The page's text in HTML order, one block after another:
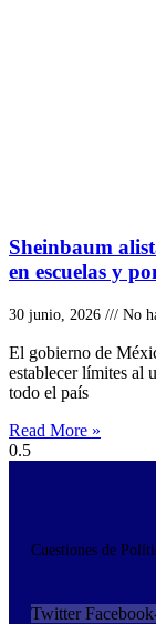
Sheinbaum
en escuelas y
30 junio, 2026 No
El gobierno de
establecer límites al
todo el país
Read More »
Cuestiones de
Twitter